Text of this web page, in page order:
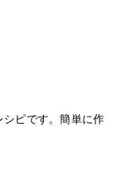
ピです。簡単に作